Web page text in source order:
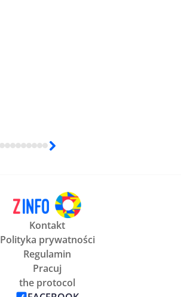
Kontakt
Polityka prywatności
Regulamin
Pracuj
the protocol